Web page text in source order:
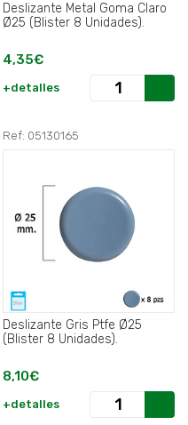
Deslizante Metal Goma Claro
Ø25 (Blister 8 Unidades).
4,35€
+detalles
Ref: 05130165
Deslizante Gris Ptfe Ø25
(Blister 8 Unidades).
8,10€
+detalles